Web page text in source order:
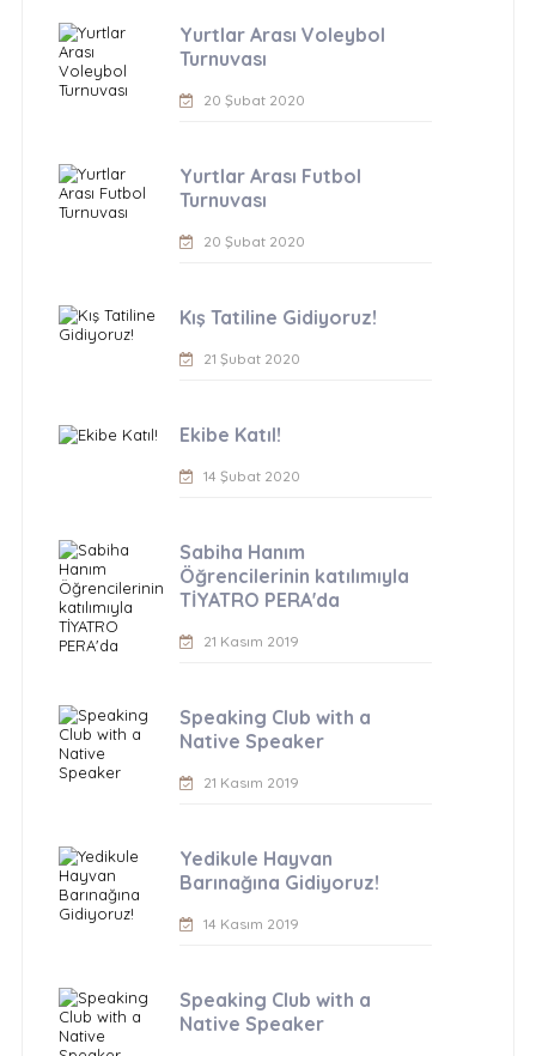
Yurtlar Arası Voleybol
Turnuvası
20 Şubat 2020
Yurtlar Arası Futbol
Turnuvası
20 Şubat 2020
Kış Tatiline Gidiyoruz!
21 Şubat 2020
Ekibe Katıl!
14 Şubat 2020
Sabiha Hanım
Öğrencilerinin katılımıyla
TİYATRO PERA'da
21 Kasım 2019
Speaking Club with a
Native Speaker
21 Kasım 2019
Yedikule Hayvan
Barınağına Gidiyoruz!
14 Kasım 2019
Speaking Club with a
Native Speaker